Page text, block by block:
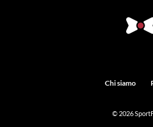
Chi siamo
© 2026